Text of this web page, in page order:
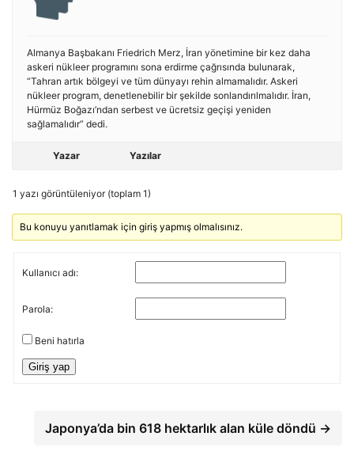
Almanya Başbakanı Friedrich Merz, İran yönetimine bir kez daha
askeri nükleer programını sona erdirme çağrısında bulunarak,
“Tahran artık bölgeyi ve tüm dünyayı rehin almamalıdır. Askeri
nükleer program, denetlenebilir bir şekilde sonlandırılmalıdır. İran,
Hürmüz Boğazı’ndan serbest ve ücretsiz geçişi yeniden
sağlamalıdır” dedi.
Yazar Yazılar
1 yazı görüntüleniyor (toplam 1)
Bu konuyu yanıtlamak için giriş yapmış olmalısınız.
Kullanıcı adı:
Parola:
Beni hatırla
Giriş yap
Japonya’da bin 618 hektarlık alan küle döndü →